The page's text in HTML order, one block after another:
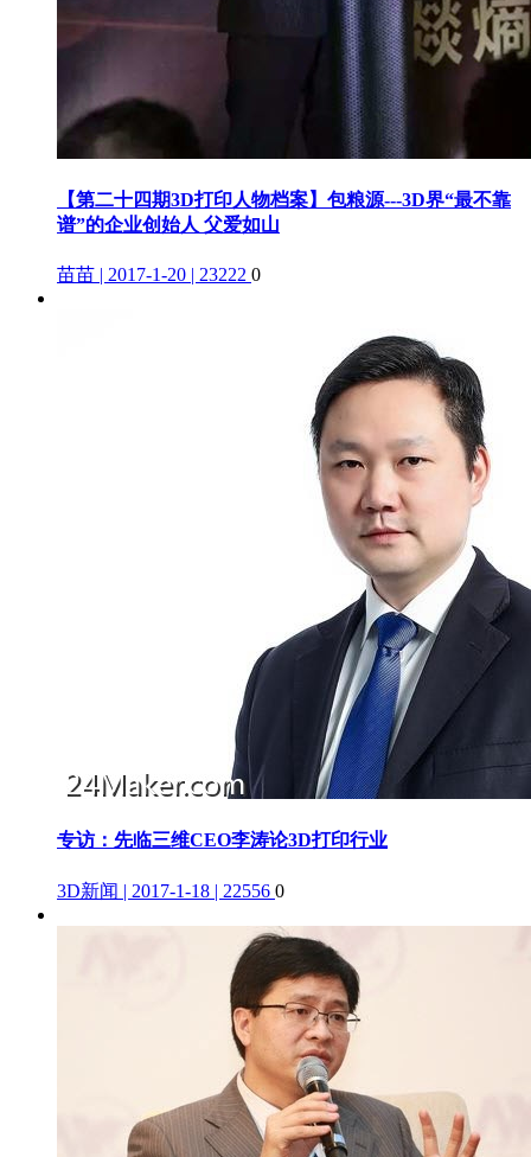
【第二十四期3D打印人物档案】包粮源---3D界“最不靠
谱”的企业创始人 父爱如山
苗苗 | 2017-1-20 | 23222 0
专访：先临三维CEO李涛论3D打印行业
3D新闻 | 2017-1-18 | 22556 0